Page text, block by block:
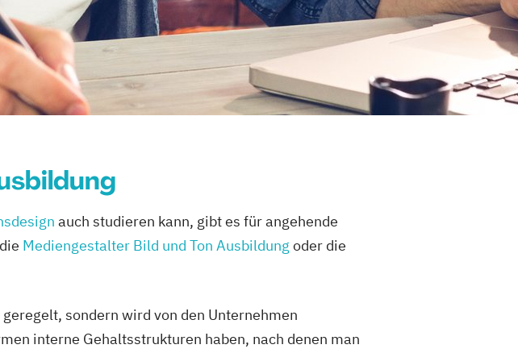
auch studieren kann, gibt es für angehende
Mediengestalter Bild und Ton Ausbildung oder die
sondern wird von den Unternehmen
interne Gehaltsstrukturen haben, nach denen man